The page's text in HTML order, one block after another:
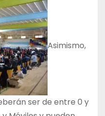
Asimismo,
ser de entre 0 y